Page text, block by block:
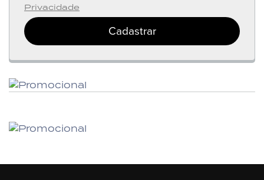
Privacidade
Cadastrar